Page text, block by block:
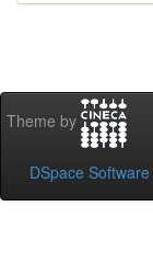
Theme by
DSpace Software